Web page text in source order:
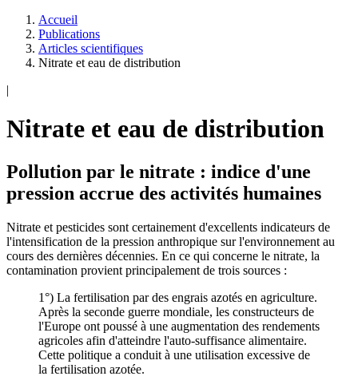
Accueil
Publications
Articles scientifiques
Nitrate et eau de distribution
|
Nitrate et eau de distribution
Pollution par le nitrate : indice d'une
pression accrue des activités humaines
Nitrate et pesticides sont certainement d'excellents indicateurs de
l'intensification de la pression anthropique sur l'environnement au
cours des dernières décennies. En ce qui concerne le nitrate, la
contamination provient principalement de trois sources :
1°) La fertilisation par des engrais azotés en agriculture.
Après la seconde guerre mondiale, les constructeurs de
l'Europe ont poussé à une augmentation des rendements
agricoles afin d'atteindre l'auto-suffisance alimentaire.
Cette politique a conduit à une utilisation excessive de
la fertilisation azotée.